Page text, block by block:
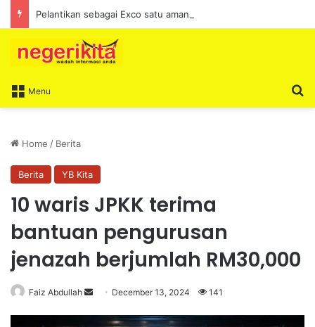
Menu
Home / Berita
Berita YB Kita
10 waris JPKK terima
bantuan pengurusan
jenazah berjumlah RM30,000
Faiz Abdullah December 13, 2024 141